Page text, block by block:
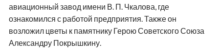
авиационный завод имени В. П. Чкалова, где
ознакомился с работой предприятия. Также он
возложил цветы к памятнику Герою Советского Союза
Александру Покрышкину.